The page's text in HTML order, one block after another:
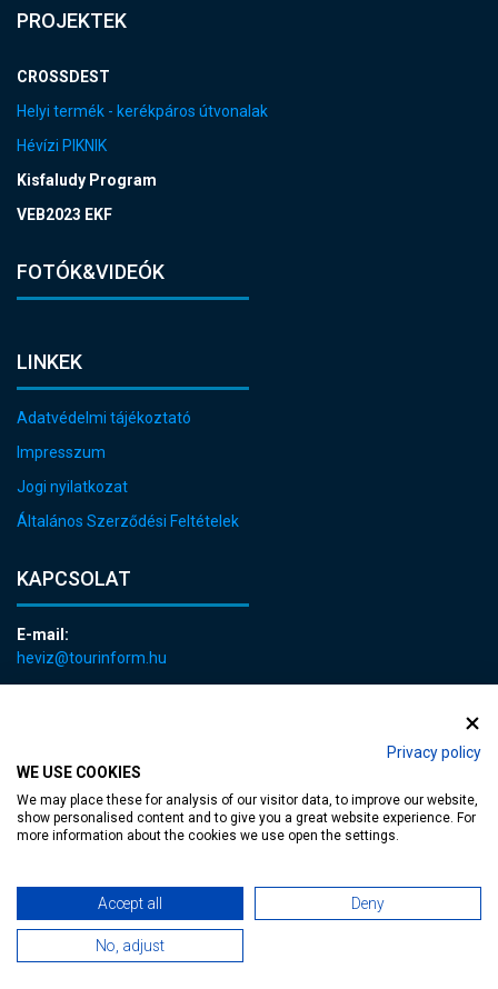
Privacy policy
WE USE COOKIES
We may place these for analysis of our visitor data, to improve our website,
show personalised content and to give you a great website experience. For
more information about the cookies we use open the settings.
Accept all Deny
No, adjust
PROJEKTEK
CROSSDEST
Helyi termék - kerékpáros útvonalak
Hévízi PIKNIK
Kisfaludy Program
VEB2023 EKF
FOTÓK&VIDEÓK
LINKEK
Adatvédelmi tájékoztató
Impresszum
Jogi nyilatkozat
Általános Szerződési Feltételek
KAPCSOLAT
E-mail:
heviz@tourinform.hu
Designed byMediaGum